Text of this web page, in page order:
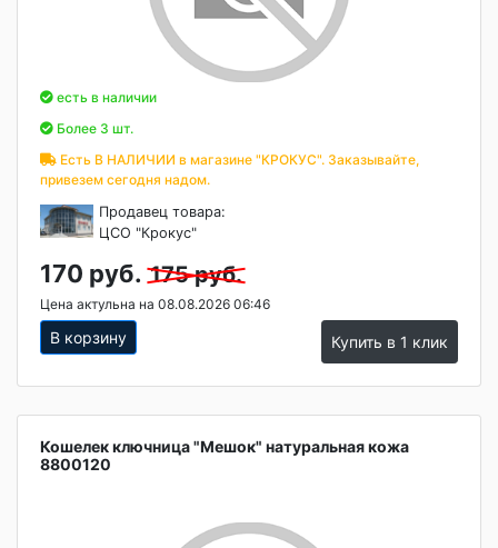
есть в наличии
Более 3 шт.
Есть В НАЛИЧИИ в магазине "КРОКУС". Заказывайте,
привезем сегодня надом.
Продавец товара:
ЦСО "Крокус"
170 руб. 175 руб.
Цена актульна на 08.08.2026 06:46
В корзину Купить в 1 клик
Кошелек ключница "Мешок" натуральная кожа
8800120